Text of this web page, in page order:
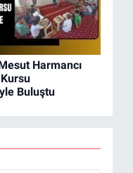
Harmancı
Buluştu